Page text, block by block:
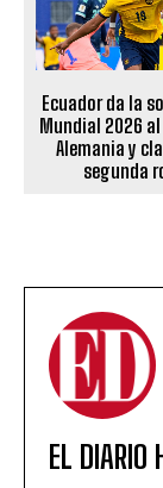
Ecuador da la
Mundial 2026
Alemania y
segunda
EL DIARIO